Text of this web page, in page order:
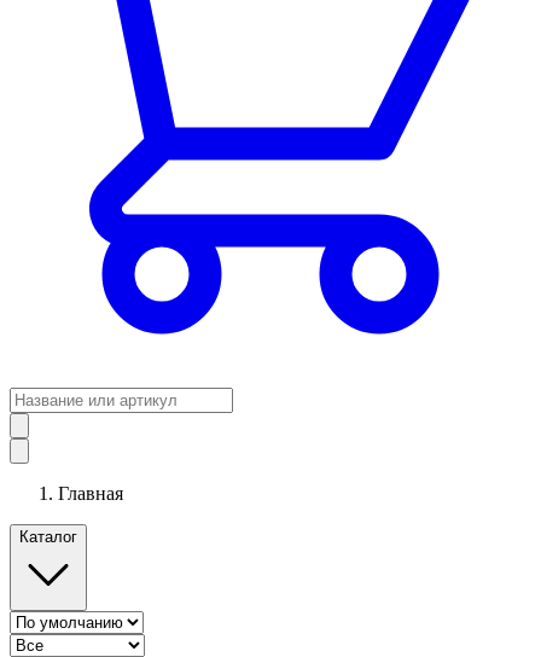
Главная
Каталог